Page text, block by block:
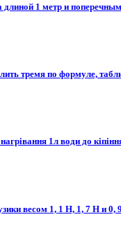
1 метр и
тремя по формуле,
1л води до
весом 1, 1 Н, 1, 7 Н и 0, 9